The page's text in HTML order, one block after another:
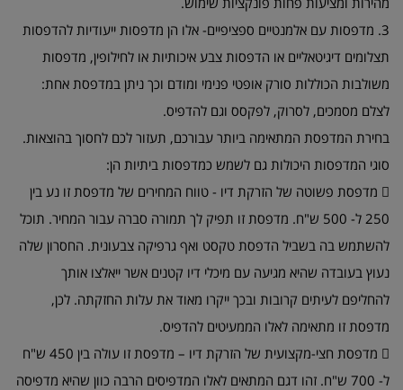
3. מדפסות עם אלמנטיים ספציפיים- אלו הן מדפסות ייעודיות להדפסות
תצלומים דיגיטאליים או הדפסות צבע איכותיות או לחילופין, מדפסות
משולבות הכוללות סורק אופטי פנימי ומודם וכך ניתן במדפסת אחת:
לצלם מסמכים, לסרוק, לפקסס וגם להדפיס.
בחירת המדפסת המתאימה ביותר עבורכם, תעזור לכם לחסוך בהוצאות.
סוגי המדפסות היכולות גם לשמש כמדפסות ביתיות הן:
 מדפסת פשוטה של הזרקת דיו - טווח המחירים של מדפסת זו נע בין
250 ל- 500 ש"ח. מדפסת זו תפיק לך תמורה סברה עבור המחיר. תוכל
להשתמש בה בשביל הדפסת טקסט ואף גרפיקה צבעונית. החסרון שלה
נעוץ בעובדה שהיא מגיעה עם מיכלי דיו קטנים אשר ייאלצו אותך
להחליפם לעיתים קרובות ובכך ייקרו מאוד את עלות החזקתה. לכן,
מדפסת זו מתאימה לאלו הממעיטים להדפיס.

מדפסת חצי-מקצועית של הזרקת דיו – מדפסת זו עולה בין 450 ש"ח
ל- 700 ש"ח. זהו דגם המתאים לאלו המדפיסים הרבה כוון שהיא מדפיסה